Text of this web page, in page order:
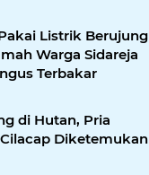
Listrik Berujung
Warga Sidareja
Terbakar
di Hutan, Pria
Diketemukan